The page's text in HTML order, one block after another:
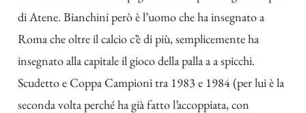
di Atene. Bianchini però è l’uomo che ha insegnato a
Roma che oltre il calcio c’è di più, semplicemente ha
insegnato alla capitale il gioco della palla a a spicchi.
Scudetto e Coppa Campioni tra 1983 e 1984 (per lui è la
seconda volta perché ha già fatto l’accoppiata, con